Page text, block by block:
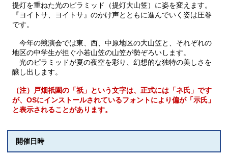
提灯を重ねた光のピラミッド（提灯大山笠）に姿を変えます。
『ヨイトサ、ヨイトサ』のかけ声とともに進んでいく姿は圧巻
です。
今年の競演会では東、西、中原地区の大山笠と、それぞれの
地区の中学生が担ぐ小若山笠の山笠が勢ぞろいします。
光のピラミッドが夏の夜空を彩り、幻想的な独特の美しさを
醸し出します。
（注）戸畑祇󠄀園の「祇󠄀」という文字は、正式には「ネ氏」です
が、OSにインストールされているフォントにより偏が「示氏」
と表示されることがあります。
開催日時